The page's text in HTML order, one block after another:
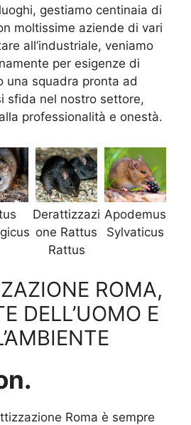
gestiamo centinaia di
moltissime aziende di vari
all’industriale, veniamo
per esigenze di
una squadra pronta ad
sfida nel nostro settore,
professionalità e onestà.
Derattizzazi
one Rattus
Rattus
Apodemus
Sylvaticus
ROMA,
DELL’UOMO E
Roma è sempre